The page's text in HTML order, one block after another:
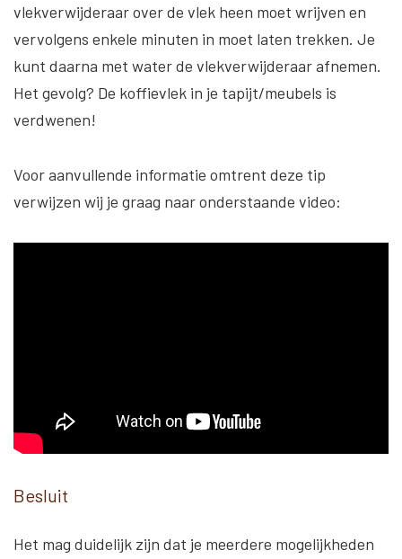
vlekverwijderaar over de vlek heen moet wrijven en
vervolgens enkele minuten in moet laten trekken. Je
kunt daarna met water de vlekverwijderaar afnemen.
Het gevolg? De koffievlek in je tapijt/meubels is
verdwenen!
Voor aanvullende informatie omtrent deze tip
verwijzen wij je graag naar onderstaande video:
Besluit
Het mag duidelijk zijn dat je meerdere mogelijkheden